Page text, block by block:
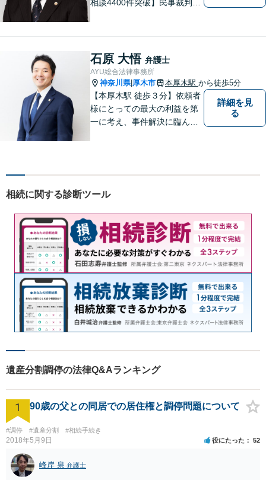
相談4400件突破】民事裁判／
石原 大悟 弁護士
AYU総合法律事務所
神奈川県| 厚木市 本厚木駅 から徒歩5分
【本厚木駅 徒歩３分】依頼者
様にとっての最大の利益を第
一に考え、事件解決に臨んで
所を目指しております。
詳細を見
る
相続に関する診断ツール
遺産分割調停の法律Q&Aランキング
1 90歳の父との同居での居住権と調停問題について
#調停 #遺産分割 #相続手続き
2018年5月9日 役にたった 52
峰岸 泉 弁護士